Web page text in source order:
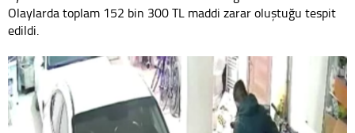
Olaylarda toplam 152 bin 300 TL maddi zarar oluştuğu tespit
edildi.